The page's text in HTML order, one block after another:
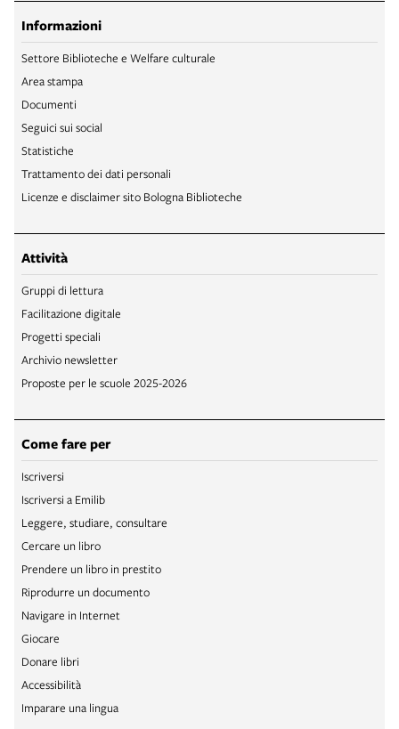
Informazioni
Settore Biblioteche e Welfare culturale
Area stampa
Documenti
Seguici sui social
Statistiche
Trattamento dei dati personali
Licenze e disclaimer sito Bologna Biblioteche
Attività
Gruppi di lettura
Facilitazione digitale
Progetti speciali
Archivio newsletter
Proposte per le scuole 2025-2026
Come fare per
Iscriversi
Iscriversi a Emilib
Leggere, studiare, consultare
Cercare un libro
Prendere un libro in prestito
Riprodurre un documento
Navigare in Internet
Giocare
Donare libri
Accessibilità
Imparare una lingua